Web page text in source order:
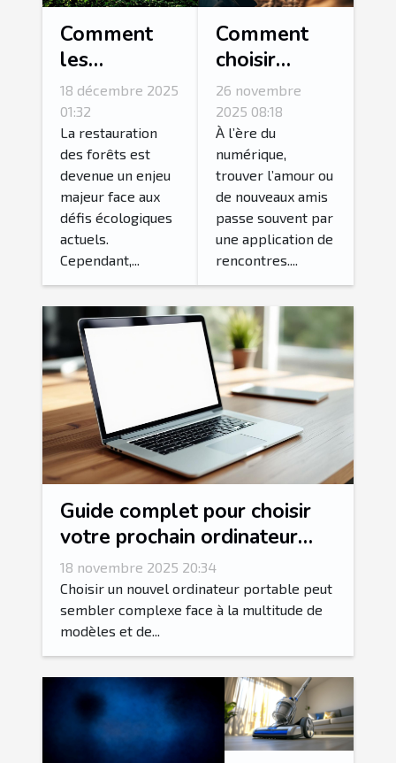
Comment
les
méthodes
de
reboisement
influencent-
elles la
biodiversité?
18 décembre 2025
01:32
La restauration
des forêts est
devenue un enjeu
majeur face aux
défis écologiques
actuels.
Cependant,...
Comment
choisir
l'application
de
rencontres
idéale pour
vos objectifs
?
26 novembre
2025 08:18
À l’ère du
numérique,
trouver l’amour ou
de nouveaux amis
passe souvent par
une application de
rencontres....
Guide complet pour choisir
votre prochain ordinateur
portable
18 novembre 2025 20:34
Choisir un nouvel ordinateur portable peut
sembler complexe face à la multitude de
modèles et de...